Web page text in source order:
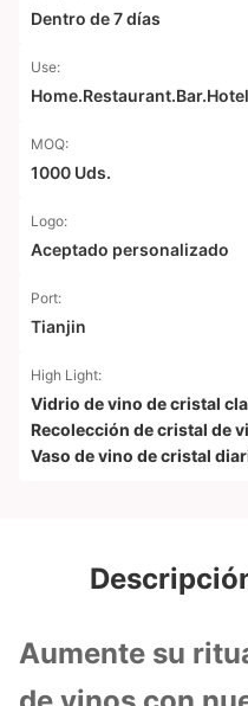
Dentro de 7 días
Use:
MOQ:
1000 Uds.
Logo:
Aceptado personalizado
Port:
Tianjin
High Light:
Vidrio de vino de cristal
Recolección de cristal de
Vaso de vino de cristal
Aumente su